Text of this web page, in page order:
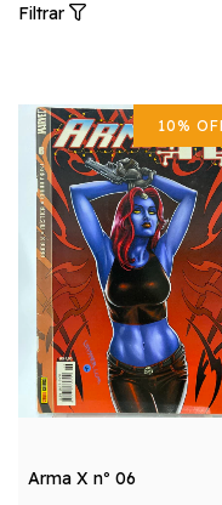
Filtrar
10%
Arma X nº 06